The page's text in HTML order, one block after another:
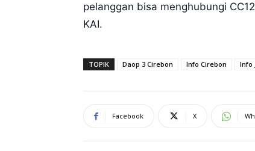
pelanggan bisa menghubungi
KAI.
TOPIK Daop 3 Cirebon Info Cirebon Info
Facebook X